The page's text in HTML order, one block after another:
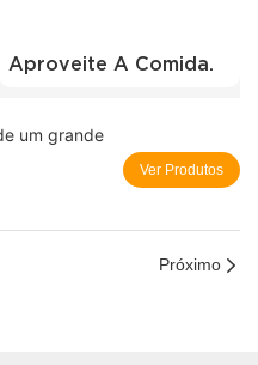
Aproveite A Comida.
um grande
Ver Produtos
Próximo